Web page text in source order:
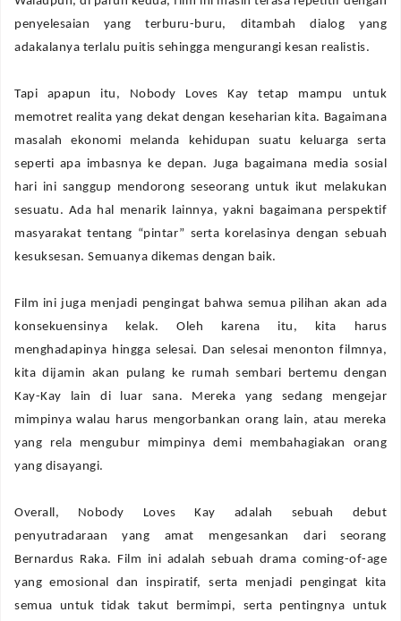
penyelesaian yang terburu-buru, ditambah dialog yang
adakalanya terlalu puitis sehingga mengurangi kesan realistis.
Tapi apapun itu, Nobody Loves Kay tetap mampu untuk
memotret realita yang dekat dengan keseharian kita. Bagaimana
masalah ekonomi melanda kehidupan suatu keluarga serta
seperti apa imbasnya ke depan. Juga bagaimana media sosial
hari ini sanggup mendorong seseorang untuk ikut melakukan
sesuatu. Ada hal menarik lainnya, yakni bagaimana perspektif
masyarakat tentang “pintar” serta korelasinya dengan sebuah
kesuksesan. Semuanya dikemas dengan baik.
Film ini juga menjadi pengingat bahwa semua pilihan akan ada
konsekuensinya kelak. Oleh karena itu, kita harus
menghadapinya hingga selesai. Dan selesai menonton filmnya,
kita dijamin akan pulang ke rumah sembari bertemu dengan
Kay-Kay lain di luar sana. Mereka yang sedang mengejar
mimpinya walau harus mengorbankan orang lain, atau mereka
yang rela mengubur mimpinya demi membahagiakan orang
yang disayangi.
Overall, Nobody Loves Kay adalah sebuah debut
penyutradaraan yang amat mengesankan dari seorang
Bernardus Raka. Film ini adalah sebuah drama coming-of-age
yang emosional dan inspiratif, serta menjadi pengingat kita
semua untuk tidak takut bermimpi, serta pentingnya untuk